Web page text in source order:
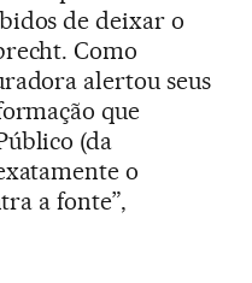
de deixar o
Como
alertou seus
que
(da
o
a fonte”,